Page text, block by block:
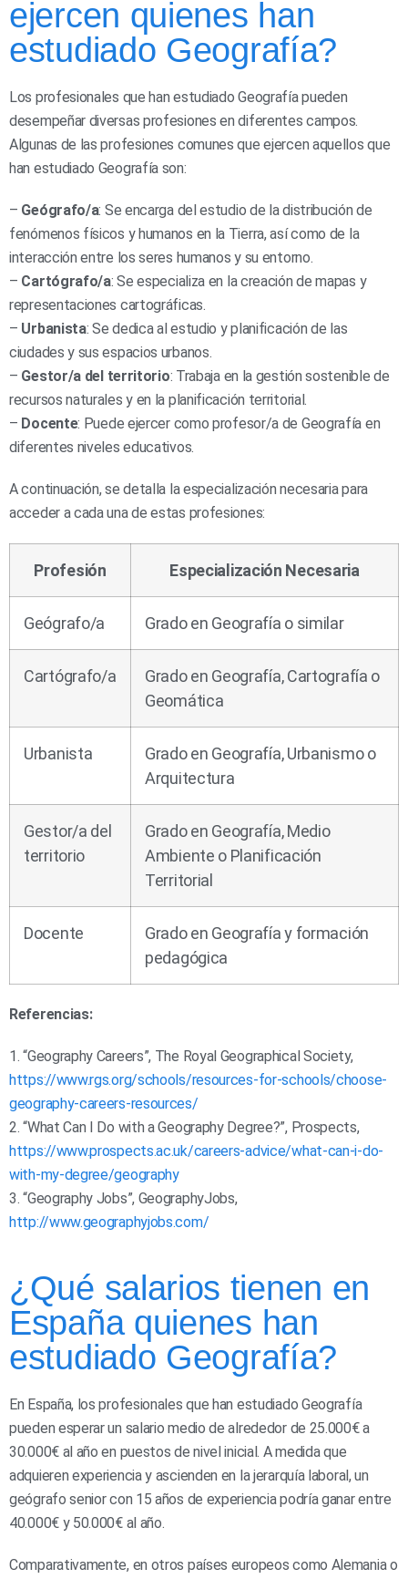
ejercen quienes han
estudiado Geografía?
Los profesionales que han estudiado Geografía pueden
desempeñar diversas profesiones en diferentes campos.
Algunas de las profesiones comunes que ejercen aquellos que
han estudiado Geografía son:
– Geógrafo/a: Se encarga del estudio de la distribución de
fenómenos físicos y humanos en la Tierra, así como de la
interacción entre los seres humanos y su entorno.
– Cartógrafo/a: Se especializa en la creación de mapas y
representaciones cartográficas.
– Urbanista: Se dedica al estudio y planificación de las
ciudades y sus espacios urbanos.
– Gestor/a del territorio: Trabaja en la gestión sostenible de
recursos naturales y en la planificación territorial.
– Docente: Puede ejercer como profesor/a de Geografía en
diferentes niveles educativos.
A continuación, se detalla la especialización necesaria para
acceder a cada una de estas profesiones:
Profesión Especialización Necesaria
Geógrafo/a Grado en Geografía o similar
Cartógrafo/a
Grado en Geografía, Cartografía o
Geomática
Urbanista
Grado en Geografía, Urbanismo o
Arquitectura
Gestor/a del
territorio
Grado en Geografía, Medio
Ambiente o Planificación
Territorial
Docente
Grado en Geografía y formación
pedagógica
Referencias:
1. “Geography Careers”, The Royal Geographical Society,
https://www.rgs.org/schools/resources-for-schools/choose-
geography-careers-resources/
2. “What Can I Do with a Geography Degree?”, Prospects,
https://www.prospects.ac.uk/careers-advice/what-can-i-do-
with-my-degree/geography
3. “Geography Jobs”, GeographyJobs,
http://www.geographyjobs.com/
¿Qué salarios tienen en
España quienes han
estudiado Geografía?
En España, los profesionales que han estudiado Geografía
pueden esperar un salario medio de alrededor de 25.000€ a
30.000€ al año en puestos de nivel inicial. A medida que
adquieren experiencia y ascienden en la jerarquía laboral, un
geógrafo senior con 15 años de experiencia podría ganar entre
40.000€ y 50.000€ al año.
Comparativamente, en otros países europeos como Alemania o